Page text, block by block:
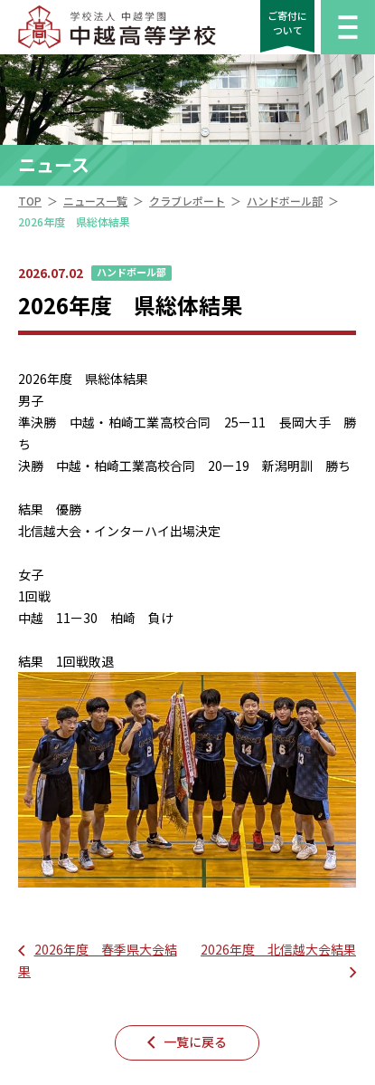
ご寄付に
ついて
ニュース
TOP ＞ ニュース一覧 ＞ クラブレポート ＞ ハンドボール部 ＞
2026年度 県総体結果
2026.07.02 ハンドボール部
2026年度 県総体結果
2026年度 県総体結果
男子
準決勝 中越・柏崎工業高校合同 25ー11 長岡大手 勝
ち
決勝 中越・柏崎工業高校合同 20ー19 新潟明訓 勝ち
結果 優勝
北信越大会・インターハイ出場決定
女子
1回戦
中越 11ー30 柏崎 負け
結果 1回戦敗退
2026年度 春季県大会結
果
2026年度 北信越大会結果
一覧に戻る